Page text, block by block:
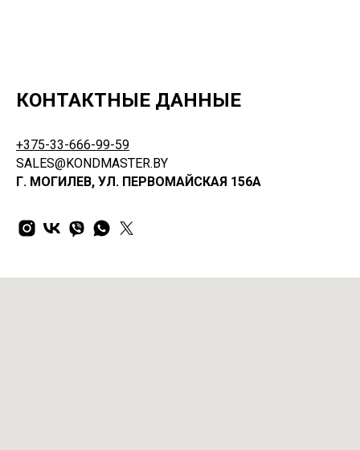
КОНТАКТНЫЕ ДАННЫЕ
+375-33-666-99-59
SALES@KONDMASTER.BY
Г. МОГИЛЕВ, УЛ. ПЕРВОМАЙСКАЯ 156А